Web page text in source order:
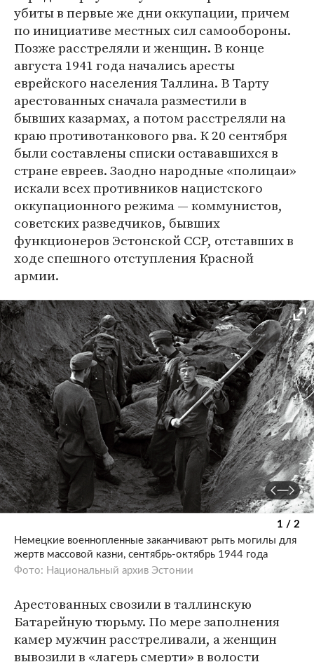
убиты в первые же дни оккупации, причем
по инициативе местных сил самообороны.
Позже расстреляли и женщин. В конце
августа 1941 года начались аресты
еврейского населения Таллина. В Тарту
арестованных сначала разместили в
бывших казармах, а потом расстреляли на
краю противотанкового рва. К 20 сентября
были составлены списки остававшихся в
стране евреев. Заодно народные «полицаи»
искали всех противников нацистского
оккупационного режима — коммунистов,
советских разведчиков, бывших
функционеров Эстонской ССР, отставших в
ходе спешного отступления Красной
армии.
1 / 2
Немецкие военнопленные заканчивают рыть могилы для
жертв массовой казни, сентябрь-октябрь 1944 года
Фото: Национальный архив Эстонии
Арестованных свозили в таллинскую
Батарейную тюрьму. По мере заполнения
камер мужчин расстреливали, а женщин
вывозили в «лагерь смерти» в волости